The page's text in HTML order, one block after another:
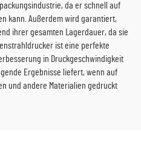
da er schnell auf
kann. Außerdem wird garantiert,
ihrer gesamten Lagerdauer, da sie
ist eine perfekte
in Druckgeschwindigkeit
Ergebnisse liefert, wenn auf
und andere Materialien gedruckt